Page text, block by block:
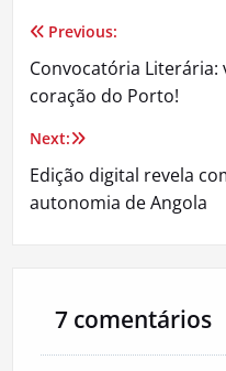
Navegação
de
artigos
Previous:
Convocatória
coração do Porto!
Next:
Edição digital revela
autonomia de Angola
7 comentários